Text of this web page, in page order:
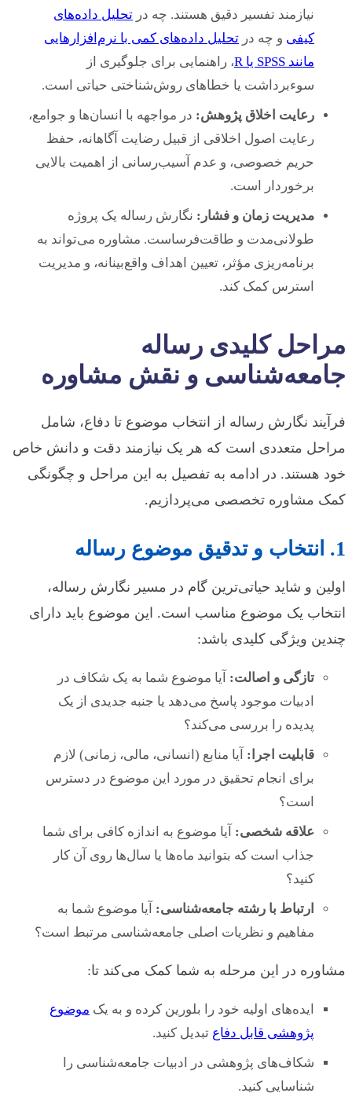
نیازمند تفسیر دقیق هستند. چه در تحلیل داده‌های
کیفی و چه در تحلیل داده‌های کمی با نرم‌افزارهایی
مانند SPSS یا R
، راهنمایی برای جلوگیری از
سوءبرداشت یا خطاهای روش‌شناختی حیاتی است.
رعایت اخلاق پژوهش: در مواجهه با انسان‌ها و جوامع،
رعایت اصول اخلاقی از قبیل رضایت آگاهانه، حفظ
حریم خصوصی، و عدم آسیب‌رسانی از اهمیت بالایی
برخوردار است.
مدیریت زمان و فشار: نگارش رساله یک پروژه
طولانی‌مدت و طاقت‌فرساست. مشاوره می‌تواند به
برنامه‌ریزی مؤثر، تعیین اهداف واقع‌بینانه، و مدیریت
استرس کمک کند.
مراحل کلیدی رساله
جامعه‌شناسی و نقش مشاوره
فرآیند نگارش رساله از انتخاب موضوع تا دفاع، شامل
مراحل متعددی است که هر یک نیازمند دقت و دانش خاص
خود هستند. در ادامه به تفصیل به این مراحل و چگونگی
کمک مشاوره تخصصی می‌پردازیم.
1. انتخاب و تدقیق موضوع رساله
اولین و شاید حیاتی‌ترین گام در مسیر نگارش رساله،
انتخاب یک موضوع مناسب است. این موضوع باید دارای
چندین ویژگی کلیدی باشد:
تازگی و اصالت: آیا موضوع شما به یک شکاف در
ادبیات موجود پاسخ می‌دهد یا جنبه جدیدی از یک
پدیده را بررسی می‌کند؟
قابلیت اجرا: آیا منابع (انسانی، مالی، زمانی) لازم
برای انجام تحقیق در مورد این موضوع در دسترس
است؟
علاقه شخصی: آیا موضوع به اندازه کافی برای شما
جذاب است که بتوانید ماه‌ها یا سال‌ها روی آن کار
کنید؟
ارتباط با رشته جامعه‌شناسی: آیا موضوع شما به
مفاهیم و نظریات اصلی جامعه‌شناسی مرتبط است؟
مشاوره در این مرحله به شما کمک می‌کند تا:
ایده‌های اولیه خود را بلورین کرده و به یک موضوع
پژوهشی قابل دفاع تبدیل کنید.
شکاف‌های پژوهشی در ادبیات جامعه‌شناسی را
شناسایی کنید.